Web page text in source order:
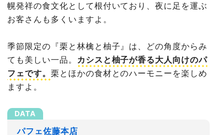
幌発祥の食文化として根付いており、夜に足を運ぶ
お客さんも多くいますよ。
季節限定の『栗と林檎と柚子』は、どの角度からみ
ても美しい一品。
カシスと柚子が香る大人向けのパ
フェです。 栗とほかの食材とのハーモニーを楽しめ
ますよ。
パフェ佐藤本店